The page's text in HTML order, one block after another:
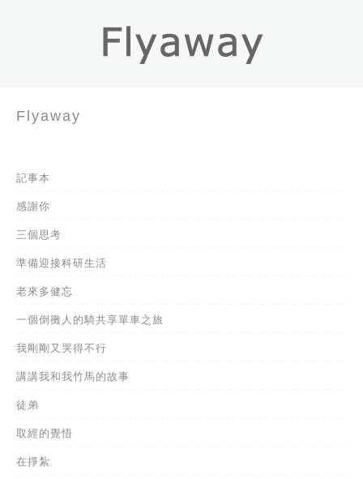
Flyaway
記事本
感謝你
三個思考
準備迎接科研生活
老來多健忘
一個倒黴人的騎共享單車之旅
我剛剛又哭得不行
講講我和我竹馬的故事
徒弟
取經的覺悟
在掙紮